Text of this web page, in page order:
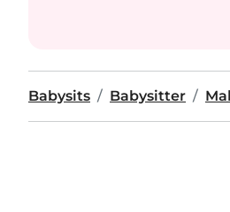
Babysits Babysitter